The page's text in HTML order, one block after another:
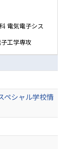
電気電子シス
工学専攻
ペシャル学校情